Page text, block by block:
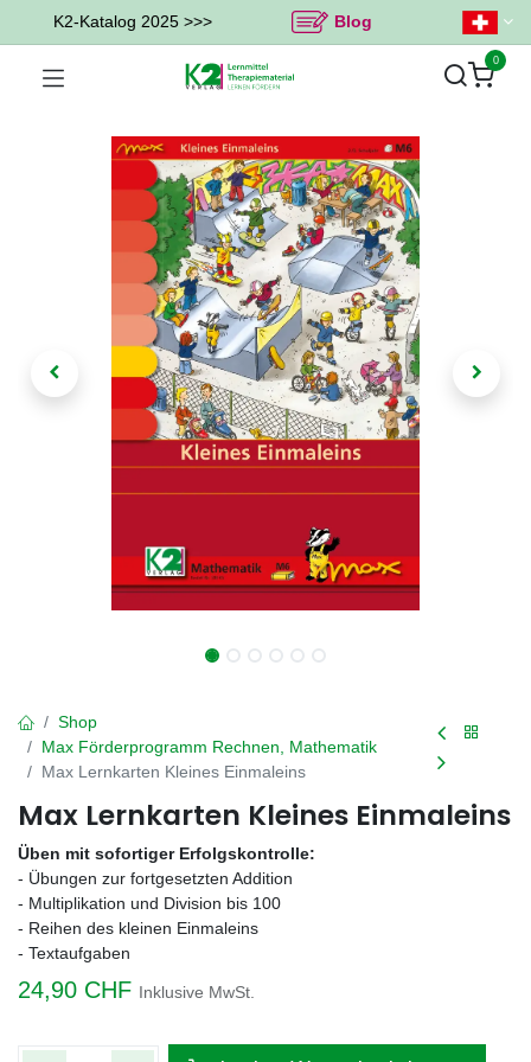
K2-Katalog 2025 >>> Blog
0
Shop
Max Förderprogramm Rechnen, Mathematik
Max Lernkarten Kleines Einmaleins
Max Lernkarten Kleines Einmaleins
Üben mit sofortiger Erfolgskontrolle:
- Übungen zur fortgesetzten Addition
- Multiplikation und Division bis 100
- Reihen des kleinen Einmaleins
- Textaufgaben
24,90 CHF Inklusive MwSt.